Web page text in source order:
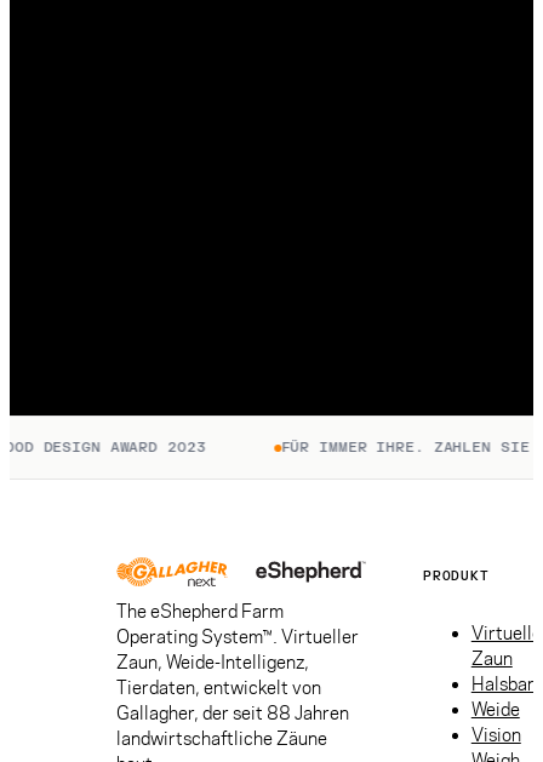
DESIGN AWARD 2023 FÜR IMMER IHRE. ZAHLEN SIE
The eShepherd Farm
Operating System™. Virtueller
Zaun, Weide-Intelligenz,
Tierdaten, entwickelt von
Gallagher, der seit 88 Jahren
landwirtschaftliche Zäune
PRODUKT
Zaun
Weide
Vision